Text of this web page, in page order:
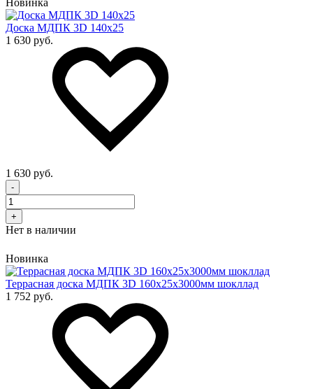
Новинка
Доска МДПК 3D 140x25
1 630 руб.
1 630 руб.
-
+
Нет в наличии
Новинка
Террасная доска МДПК 3D 160x25х3000мм шокллад
1 752 руб.